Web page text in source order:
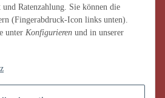
und Ratenzahlung. Sie können die
(Fingerabdruck-Icon links unten).
unter Konfigurieren und in unserer